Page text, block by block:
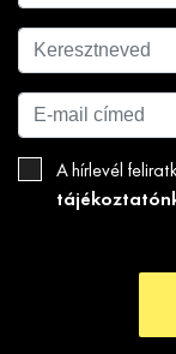
A hírlevél